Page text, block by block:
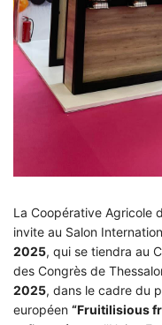
La Coopérative Agricole
invite au Salon
2025, qui se tiendra au
des Congrès de
2025, dans le cadre du
européen “Fruitilisious